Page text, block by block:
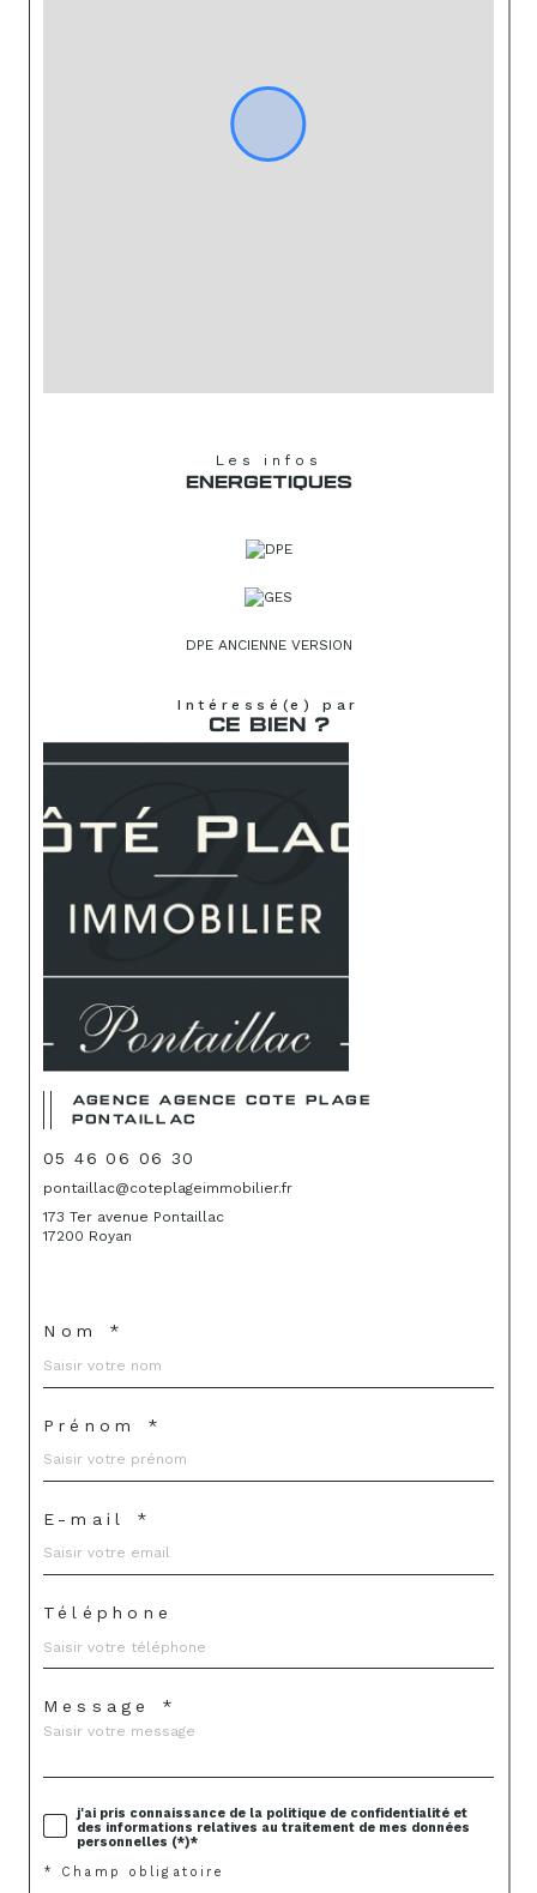
Les infos
ENERGETIQUES
DPE ANCIENNE VERSION
Intéressé(e) par
CE BIEN ?
AGENCE AGENCE COTE PLAGE
PONTAILLAC
05 46 06 06 30
pontaillac@coteplageimmobilier.fr
173 Ter avenue Pontaillac
17200 Royan
Nom *
Prénom *
E-mail *
Téléphone
Message *
j'ai pris connaissance de la politique de confidentialité et
des informations relatives au traitement de mes données
personnelles (*)*
* Champ obligatoire